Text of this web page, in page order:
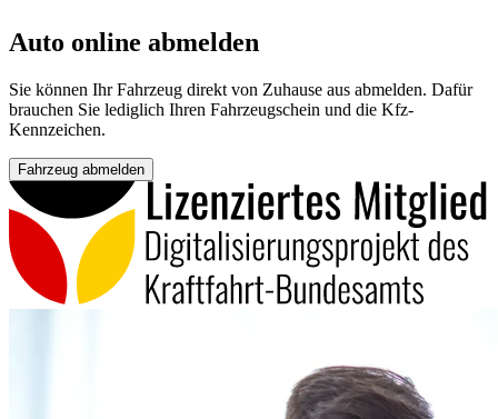
Auto online abmelden
Sie können Ihr Fahrzeug direkt von Zuhause aus abmelden. Dafür
brauchen Sie lediglich Ihren Fahrzeugschein und die Kfz-
Kennzeichen.
Fahrzeug abmelden